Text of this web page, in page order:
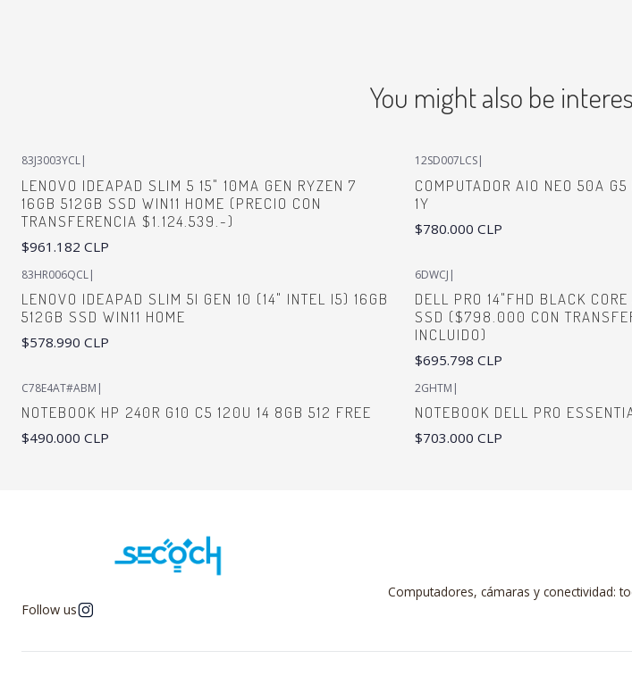
You might also be
83J3003YCL|
LENOVO IDEAPAD SLIM 5 15" 10MA GEN RYZEN 7
16GB 512GB SSD WIN11 HOME (PRECIO CON
TRANSFERENCIA $1.124.539.-)
$961.182 CLP
12SD007LCS|
COMPUTADOR AIO NEO 50A
1Y
$780.000 CLP
83HR006QCL|
LENOVO IDEAPAD SLIM 5I GEN 10 (14" INTEL I5) 16GB
512GB SSD WIN11 HOME
$578.990 CLP
6DWCJ |
DELL PRO 14"FHD BLACK
SSD ($798.000 CON
INCLUIDO)
$695.798 CLP
C78E4AT#ABM |
NOTEBOOK HP 240R G10 C5 120U 14 8GB 512 FREE
$490.000 CLP
2GHTM |
NOTEBOOK DELL PRO
$703.000 CLP
Computadores, cámaras y conectividad:
Follow us